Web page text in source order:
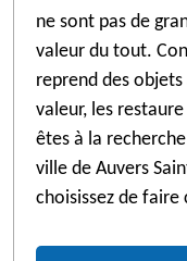
ne sont pas de
valeur du tout.
reprend des
valeur, les
êtes à la
ville de Auvers
choisissez de